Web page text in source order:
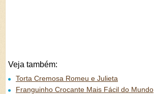
Veja também:
Torta Cremosa Romeu e Julieta
Franguinho Crocante Mais Fácil do Mundo